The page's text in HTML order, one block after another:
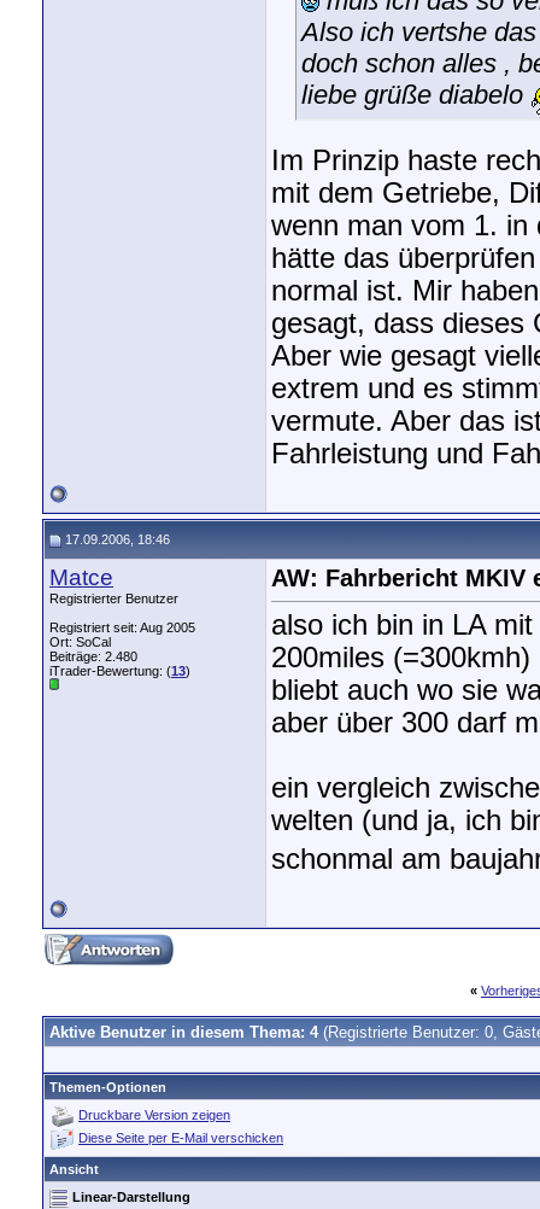
Also ich vertshe
doch schon alles ,
liebe grüße diabelo
Im Prinzip haste
mit dem Getriebe,
wenn man vom 1.
hätte das
normal ist. Mir
gesagt, dass dieses
Aber wie gesagt
extrem und es
vermute. Aber das
Fahrleistung und
17.09.2006, 18:46
Matce
Registrierter Benutzer
Registriert seit: Aug 2005
Ort: SoCal
Beiträge: 2.480
iTrader-Bewertung: (13)
AW: Fahrbericht MKIV
also ich bin in LA
200miles
bliebt auch wo sie
aber über 300 darf
ein vergleich
welten (und ja, ich
schonmal am
«
Aktive Benutzer in diesem Thema: 4 (Registrierte Benutzer: 0,
Themen-Optionen
Druckbare Version zeigen
Diese Seite per E-Mail verschicken
Ansicht
Linear-Darstellung